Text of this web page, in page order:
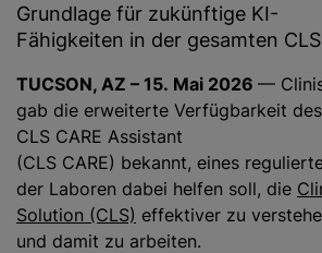
Grundlage für zukünftige KI-
Fähigkeiten in der gesamten
TUCSON, AZ – 15. Mai 2026 —
gab die erweiterte Verfügbarkeit des
CLS CARE Assistant
(CLS CARE) bekannt, eines
der Laboren dabei helfen soll, die
Solution (CLS) effektiver zu
und damit zu arbeiten.